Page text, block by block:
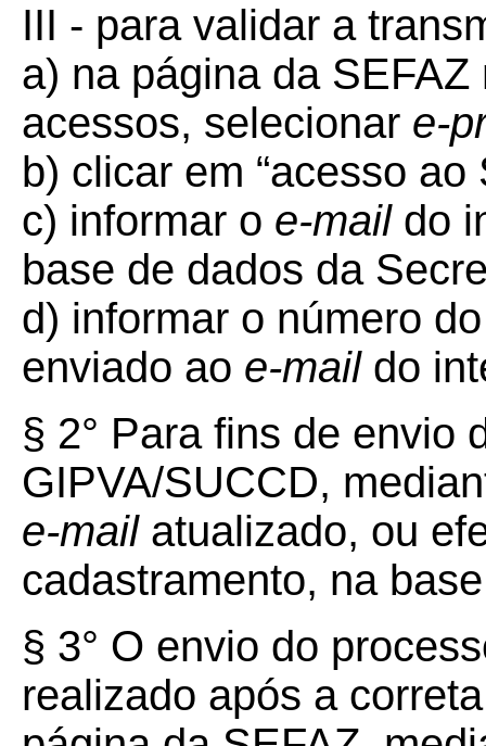
III - para validar a
a) na página da
acessos, selecionar e-
b) clicar em “acesso
c) informar o e-maildo
base de dados da
d) informar o número
enviado ao e-mail do
§ 2° Para fins de envio
GIPVA/SUCCD,
e-mailatualizado, ou
cadastramento, na
§ 3° O envio do
realizado após a